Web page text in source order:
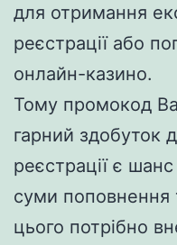
для отримання
реєстрації або
онлайн-казино.
Тому промокод
гарний здобуток
реєстрації є
суми поповнення
цього потрібно